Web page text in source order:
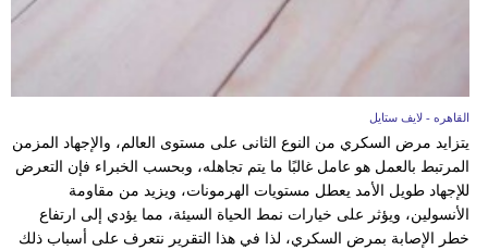
القاهره - لايف ستايل
يتزايد مرض السكري من النوع الثانى على مستوى العالم، والإجهاد المزمن
المرتبط بالعمل هو عامل غالبًا ما يتم تجاهله، وبحسب الخبراء فإن التعرض
للإجهاد طويل الأمد يعطل مستويات الهرمونات، ويزيد من مقاومة
الأنسولين، ويؤثر على خيارات نمط الحياة السيئة، مما يؤدي إلى ارتفاع
خطر الإصابة بمرض السكري، لذا في هذا التقرير نتعرف على أسباب ذلك